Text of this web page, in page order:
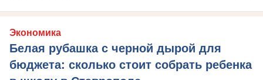
Экономика
Белая рубашка с черной дырой для
бюджета: сколько стоит собрать ребенка